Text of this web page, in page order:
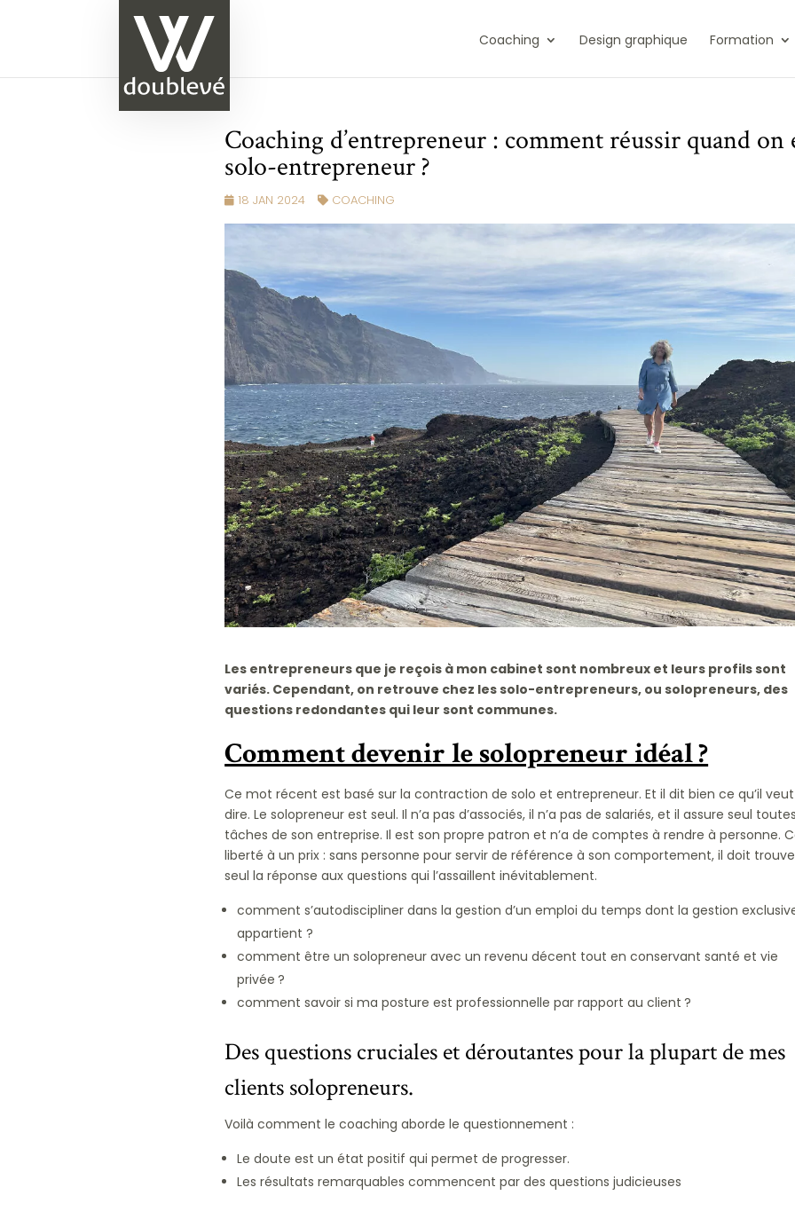
Coaching Design graphique Formation
Coaching d’entrepreneur : comment réussir quand on
solo-entrepreneur ?
18 JAN 2024 COACHING
Les entrepreneurs que je reçois à mon cabinet sont nombreux et leurs profils sont
variés. Cependant, on retrouve chez les solo-entrepreneurs, ou solopreneurs, des
questions redondantes qui leur sont communes.
Comment devenir le solopreneur idéal ?
Ce mot récent est basé sur la contraction de solo et entrepreneur. Et il dit bien ce qu’il veut
dire. Le solopreneur est seul. Il n’a pas d’associés, il n’a pas de salariés, et il assure seul
tâches de son entreprise. Il est son propre patron et n’a de comptes à rendre à personne.
liberté à un prix : sans personne pour servir de référence à son comportement, il doit
seul la réponse aux questions qui l’assaillent inévitablement.
comment s’autodiscipliner dans la gestion d’un emploi du temps dont la gestion
appartient ?
comment être un solopreneur avec un revenu décent tout en conservant santé et vie
privée ?
comment savoir si ma posture est professionnelle par rapport au client ?
Des questions cruciales et déroutantes pour la plupart de mes
clients solopreneurs.
Voilà comment le coaching aborde le questionnement :
Le doute est un état positif qui permet de progresser.
Les résultats remarquables commencent par des questions judicieuses